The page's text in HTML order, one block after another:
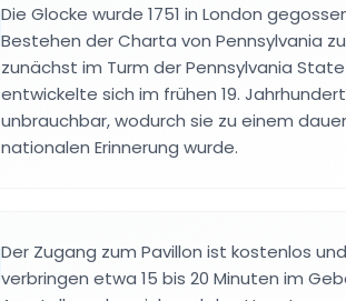
Die Glocke wurde 1751 in London
Bestehen der Charta von Pennsylvania
zunächst im Turm der Pennsylvania State
entwickelte sich im frühen 19.
unbrauchbar, wodurch sie zu einem
nationalen Erinnerung wurde.
Der Zugang zum Pavillon ist kostenlos
verbringen etwa 15 bis 20 Minuten im